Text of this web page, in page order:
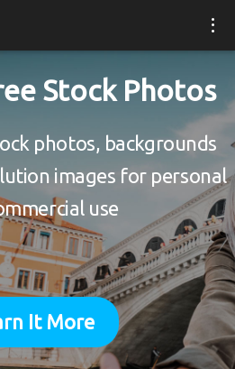
Stock Photos
photos, backgrounds
images for personal
use
It More